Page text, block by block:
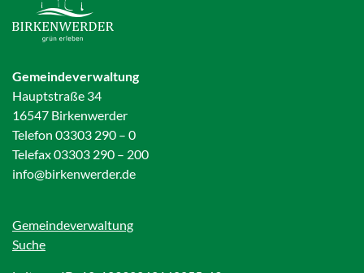
Gemeindeverwaltung
Hauptstraße 34
16547 Birkenwerder
Telefon 03303 290 – 0
Telefax 03303 290 – 200
info@birkenwerder.de
Gemeindeverwaltung
Suche